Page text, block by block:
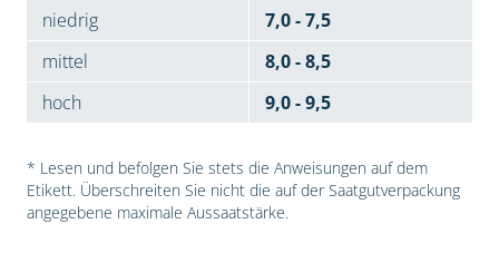
niedrig
7,0 - 7,5
mittel
8,0 - 8,5
hoch
9,0 - 9,5
* Lesen und befolgen Sie stets die Anweisungen auf dem
Etikett. Überschreiten Sie nicht die auf der Saatgutverpackung
angegebene maximale Aussaatstärke.